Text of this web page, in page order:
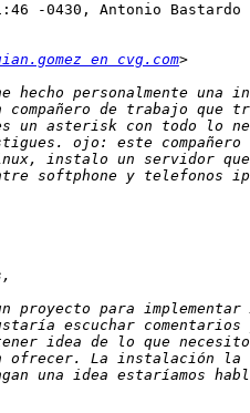
-0430, Antonio
en cvg.com